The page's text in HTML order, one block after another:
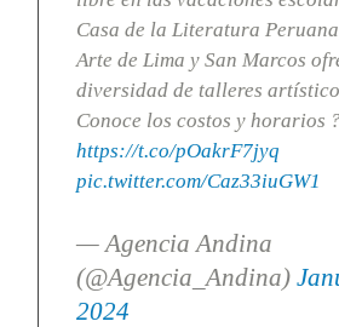
Casa de la Literatura
Arte de Lima y San Marcos
diversidad de talleres
Conoce los costos y horarios
https://t.co/pOakrF7jyq
pic.twitter.com/Caz33iuGW1
— Agencia Andina
(@Agencia_Andina)
2024